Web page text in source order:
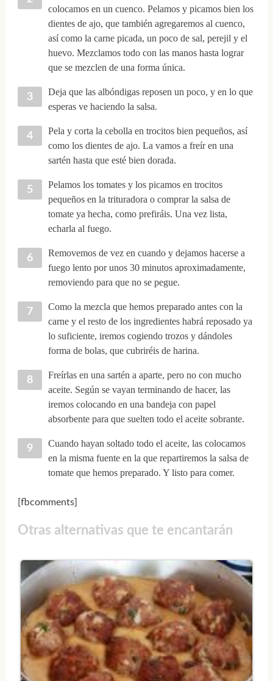
colocamos en un cuenco. Pelamos y picamos bien los
dientes de ajo, que también agregaremos al cuenco,
así como la carne picada, un poco de sal, perejil y el
huevo. Mezclamos todo con las manos hasta lograr
que se mezclen de una forma única.
Deja que las albóndigas reposen un poco, y en lo que
esperas ve haciendo la salsa.
Pela y corta la cebolla en trocitos bien pequeños, así
como los dientes de ajo. La vamos a freír en una
sartén hasta que esté bien dorada.
Pelamos los tomates y los picamos en trocitos
pequeños en la trituradora o comprar la salsa de
tomate ya hecha, como prefiráis. Una vez lista,
echarla al fuego.
Removemos de vez en cuando y dejamos hacerse a
fuego lento por unos 30 minutos aproximadamente,
removiendo para que no se pegue.
Como la mezcla que hemos preparado antes con la
carne y el resto de los ingredientes habrá reposado ya
lo suficiente, iremos cogiendo trozos y dándoles
forma de bolas, que cubriréis de harina.
Freírlas en una sartén a aparte, pero no con mucho
aceite. Según se vayan terminando de hacer, las
iremos colocando en una bandeja con papel
absorbente para que suelten todo el aceite sobrante.
Cuando hayan soltado todo el aceite, las colocamos
en la misma fuente en la que repartiremos la salsa de
tomate que hemos preparado. Y listo para comer.
[fbcomments]
Otras alternativas que te encantarán